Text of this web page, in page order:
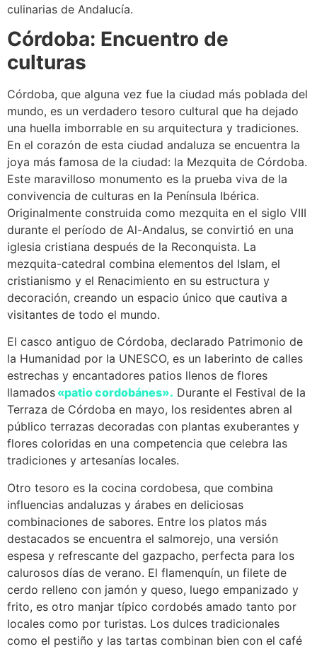
culinarias de Andalucía.
Córdoba: Encuentro de
culturas
Córdoba, que alguna vez fue la ciudad más poblada del
mundo, es un verdadero tesoro cultural que ha dejado
una huella imborrable en su arquitectura y tradiciones.
En el corazón de esta ciudad andaluza se encuentra la
joya más famosa de la ciudad: la Mezquita de Córdoba.
Este maravilloso monumento es la prueba viva de la
convivencia de culturas en la Península Ibérica.
Originalmente construida como mezquita en el siglo VIII
durante el período de Al-Andalus, se convirtió en una
iglesia cristiana después de la Reconquista. La
mezquita-catedral combina elementos del Islam, el
cristianismo y el Renacimiento en su estructura y
decoración, creando un espacio único que cautiva a
visitantes de todo el mundo.
El casco antiguo de Córdoba, declarado Patrimonio de
la Humanidad por la UNESCO, es un laberinto de calles
estrechas y encantadores patios llenos de flores
llamados «patio cordobánes». Durante el Festival de la
Terraza de Córdoba en mayo, los residentes abren al
público terrazas decoradas con plantas exuberantes y
flores coloridas en una competencia que celebra las
tradiciones y artesanías locales.
Otro tesoro es la cocina cordobesa, que combina
influencias andaluzas y árabes en deliciosas
combinaciones de sabores. Entre los platos más
destacados se encuentra el salmorejo, una versión
espesa y refrescante del gazpacho, perfecta para los
calurosos días de verano. El flamenquín, un filete de
cerdo relleno con jamón y queso, luego empanizado y
frito, es otro manjar típico cordobés amado tanto por
locales como por turistas. Los dulces tradicionales
como el pestiño y las tartas combinan bien con el café